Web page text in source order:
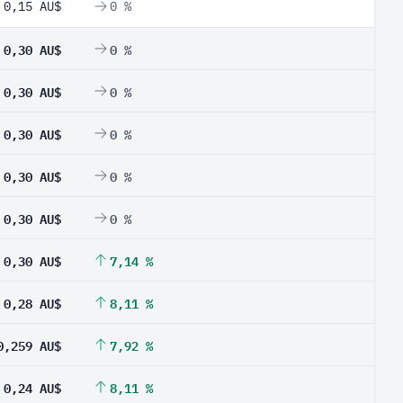
0,15 AU$ 0 %
0,30 AU$ 0 %
0,30 AU$ 0 %
0,30 AU$ 0 %
0,30 AU$ 0 %
0,30 AU$ 0 %
0,30 AU$ 7,14 %
0,28 AU$ 8,11 %
AU$ 7,92 %
0,24 AU$ 8,11 %